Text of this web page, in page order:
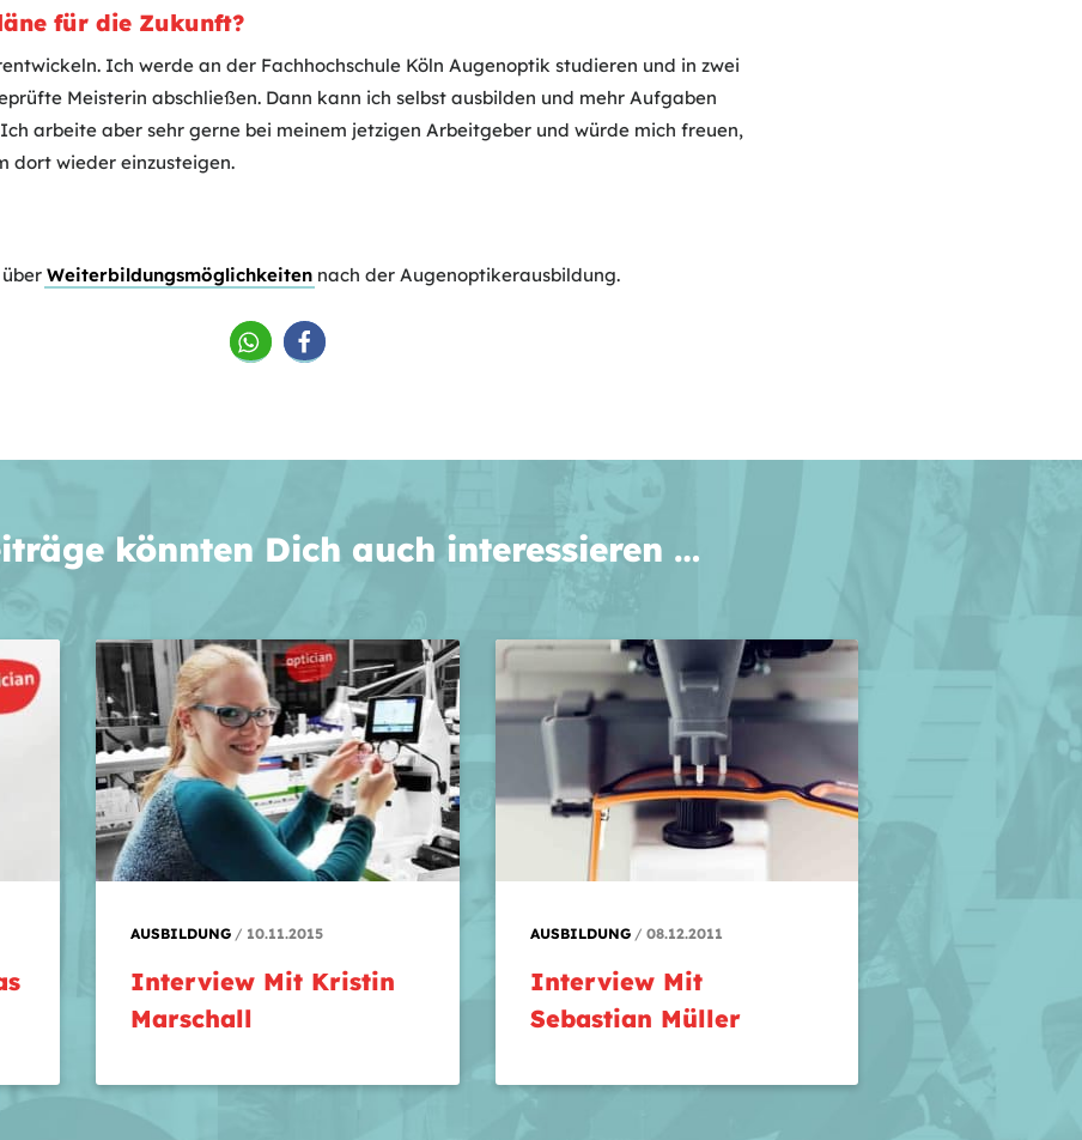
für die Zukunft?
Ich werde an der Fachhochschule Köln Augenoptik studieren und in zwei
Meisterin abschließen. Dann kann ich selbst ausbilden und mehr Aufgaben
Ich arbeite aber sehr gerne bei meinem jetzigen Arbeitgeber und würde mich freuen,
dort wieder einzusteigen.
überWeiterbildungsmöglichkeiten nach der Augenoptikerausbildung.
könnten Dich auch interessieren …
AUSBILDUNG 10.11.2015
Interview Mit Kristin
Marschall
AUSBILDUNG 08.12.2011
Interview Mit
Sebastian Müller